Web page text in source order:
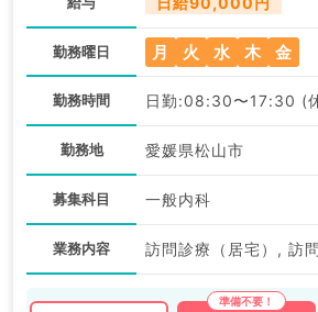
勤務曜日 月 火 水 木 金
勤務時間 日勤:08:30〜17:30 (
勤務地 愛媛県松山市
募集科目 一般内科
業務内容 訪問診療（居宅）, 訪